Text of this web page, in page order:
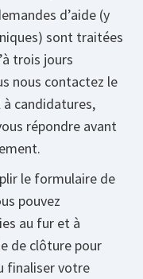
d’aide (y
sont traitées
trois jours
nous contactez le
à candidatures,
répondre avant
le formulaire de
pouvez
au fur et à
de clôture pour
finaliser votre